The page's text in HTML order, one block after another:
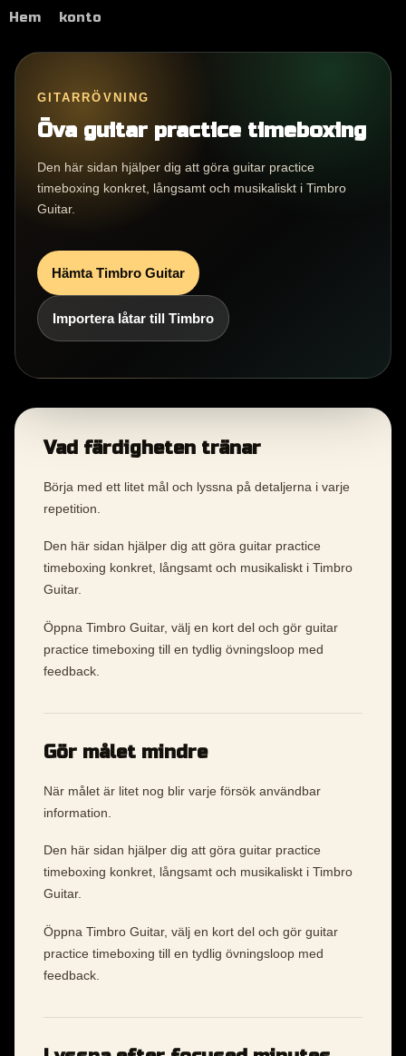
Hem konto
GITARRÖVNING
Öva guitar practice timeboxing
Den här sidan hjälper dig att göra guitar practice
timeboxing konkret, långsamt och musikaliskt i Timbro
Guitar.
Hämta Timbro Guitar
Importera låtar till Timbro
Vad färdigheten tränar
Börja med ett litet mål och lyssna på detaljerna i varje
repetition.
Den här sidan hjälper dig att göra guitar practice
timeboxing konkret, långsamt och musikaliskt i Timbro
Guitar.
Öppna Timbro Guitar, välj en kort del och gör guitar
practice timeboxing till en tydlig övningsloop med
feedback.
Gör målet mindre
När målet är litet nog blir varje försök användbar
information.
Den här sidan hjälper dig att göra guitar practice
timeboxing konkret, långsamt och musikaliskt i Timbro
Guitar.
Öppna Timbro Guitar, välj en kort del och gör guitar
practice timeboxing till en tydlig övningsloop med
feedback.